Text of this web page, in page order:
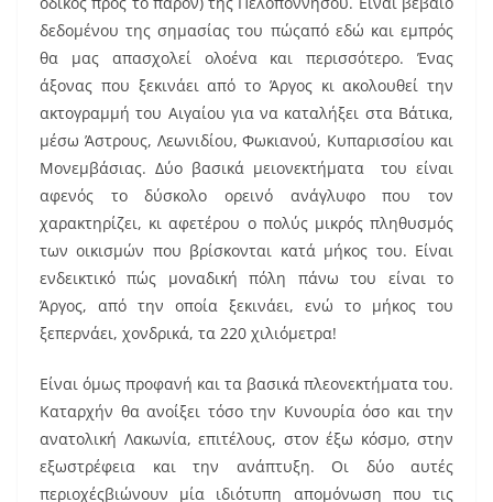
δεδομένου της σημασίας του πώςαπό εδώ και εμπρός
θα μας απασχολεί ολοένα και περισσότερο. Ένας
άξονας που ξεκινάει από το Άργος κι ακολουθεί την
ακτογραμμή του Αιγαίου για να καταλήξει στα Βάτικα,
μέσω Άστρους, Λεωνιδίου, Φωκιανού, Κυπαρισσίου και
Μονεμβάσιας. Δύο βασικά μειονεκτήματα του είναι
αφενός το δύσκολο ορεινό ανάγλυφο που τον
χαρακτηρίζει, κι αφετέρου ο πολύς μικρός πληθυσμός
των οικισμών που βρίσκονται κατά μήκος του. Είναι
ενδεικτικό πώς μοναδική πόλη πάνω του είναι το
Άργος, από την οποία ξεκινάει, ενώ το μήκος του
ξεπερνάει, χονδρικά, τα 220 χιλιόμετρα!
Είναι όμως προφανή και τα βασικά πλεονεκτήματα του.
Καταρχήν θα ανοίξει τόσο την Κυνουρία όσο και την
ανατολική Λακωνία, επιτέλους, στον έξω κόσμο, στην
εξωστρέφεια και την ανάπτυξη. Οι δύο αυτές
περιοχέςβιώνουν μία ιδιότυπη απομόνωση που τις